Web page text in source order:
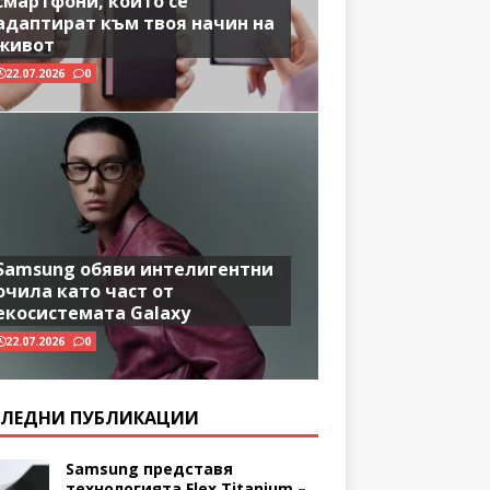
към твоя начин на
22.07.2026 0
обяви интелигентни
като част от
Galaxy
22.07.2026 0
ПУБЛИКАЦИИ
Samsung представя